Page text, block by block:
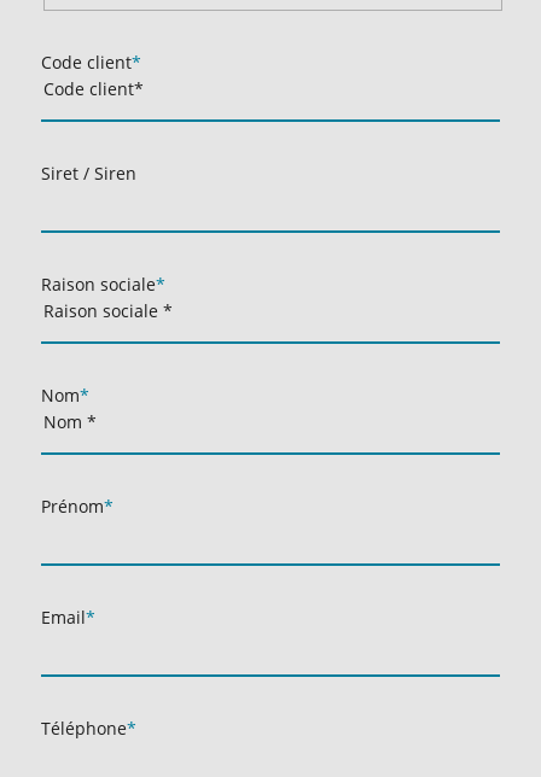
Code client*
Siret / Siren
Raison sociale*
Nom*
Prénom*
Email*
Téléphone*